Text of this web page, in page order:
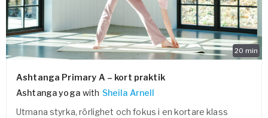
20 min
Ashtanga Primary A – kort praktik
Ashtanga yoga with Sheila Arnell
Utmana styrka, rörlighet och fokus i en kortare klass